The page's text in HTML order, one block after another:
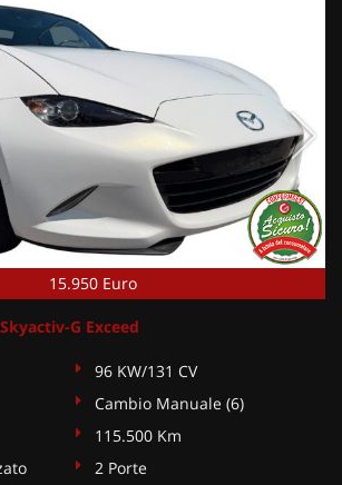
15.950 Euro
G Exceed
96 KW/131 CV
Cambio Manuale (6)
115.500 Km
2 Porte